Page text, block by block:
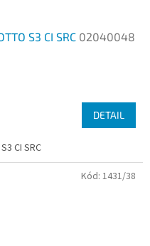
S3 CI SRC 02040048
DETAIL
CI SRC
Kód: 1431/38